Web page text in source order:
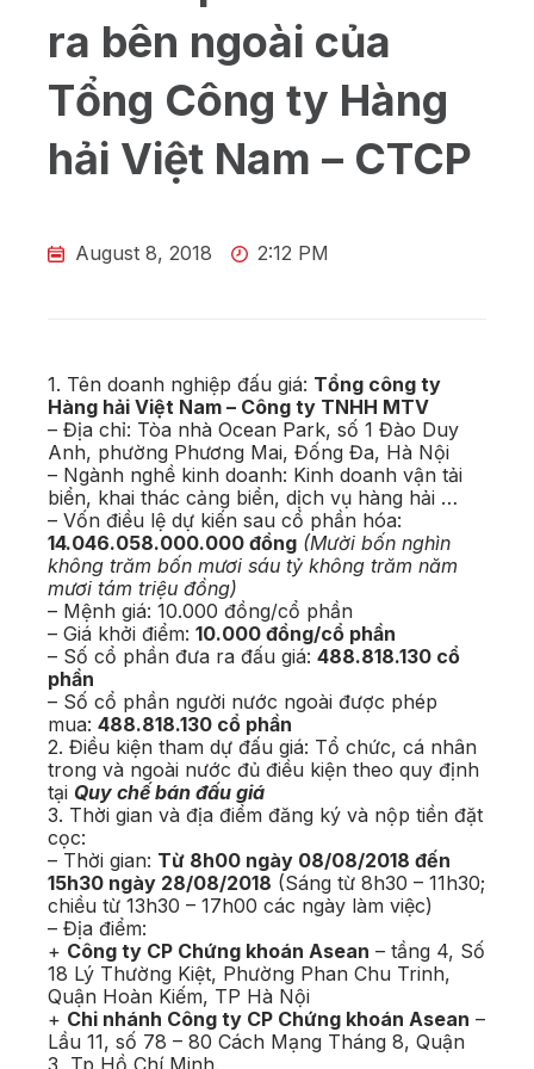
ra bên ngoài của
Tổng Công ty Hàng
hải Việt Nam – CTCP
August 8, 2018 2:12 PM
1. Tên doanh nghiệp đấu giá: Tổng công ty
Hàng hải Việt Nam – Công ty TNHH MTV
– Địa chỉ: Tòa nhà Ocean Park, số 1 Đào Duy
Anh, phường Phương Mai, Đống Đa, Hà Nội
– Ngành nghề kinh doanh: Kinh doanh vận tải
biển, khai thác cảng biển, dịch vụ hàng hải …
– Vốn điều lệ dự kiến sau cổ phần hóa:
14.046.058.000.000 đồng (Mười bốn nghìn
không trăm bốn mươi sáu tỷ không trăm năm
mươi tám triệu đồng)
– Mệnh giá: 10.000 đồng/cổ phần
– Giá khởi điểm: 10.000 đồng/cổ phần
– Số cổ phần đưa ra đấu giá: 488.818.130 cổ
phần
– Số cổ phần người nước ngoài được phép
mua: 488.818.130 cổ phần
2. Điều kiện tham dự đấu giá: Tổ chức, cá nhân
trong và ngoài nước đủ điều kiện theo quy định
tại Quy chế bán đấu giá
3. Thời gian và địa điểm đăng ký và nộp tiền đặt
cọc:
– Thời gian: Từ 8h00 ngày 08/08/2018 đến
15h30 ngày 28/08/2018 (Sáng từ 8h30 – 11h30;
chiều từ 13h30 – 17h00 các ngày làm việc)
– Địa điểm:
+ Công ty CP Chứng khoán Asean – tầng 4, Số
18 Lý Thường Kiệt, Phường Phan Chu Trinh,
Quận Hoàn Kiếm, TP Hà Nội
+ Chi nhánh Công ty CP Chứng khoán Asean –
Lầu 11, số 78 – 80 Cách Mạng Tháng 8, Quận